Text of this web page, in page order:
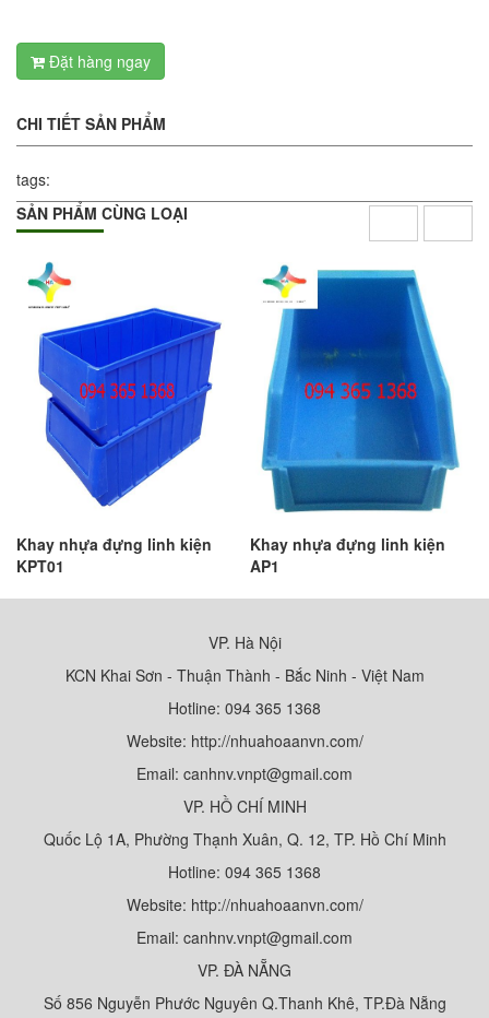
Đặt hàng ngay
CHI TIẾT SẢN PHẨM
tags:
SẢN PHẨM CÙNG LOẠI
Khay nhựa đựng linh kiện
KPT01
Khay nhựa đựng linh kiện
AP1
VP. Hà Nội
KCN Khai Sơn - Thuận Thành - Bắc Ninh - Việt Nam
Hotline: 094 365 1368
Website: http://nhuahoaanvn.com/
Email: canhnv.vnpt@gmail.com
VP. HỒ CHÍ MINH
Quốc Lộ 1A, Phường Thạnh Xuân, Q. 12, TP. Hồ Chí Minh
Hotline: 094 365 1368
Website: http://nhuahoaanvn.com/
Email: canhnv.vnpt@gmail.com
VP. ĐÀ NẴNG
Số 856 Nguyễn Phước Nguyên Q.Thanh Khê, TP.Đà Nẵng